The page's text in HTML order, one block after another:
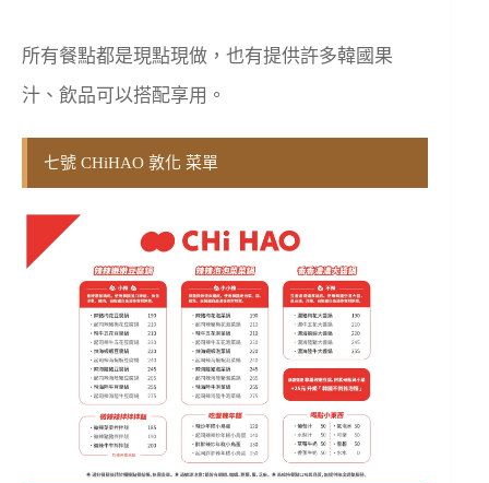
所有餐點都是現點現做，也有提供許多韓國果
汁、飲品可以搭配享用。
七號 CHiHAO 敦化 菜單